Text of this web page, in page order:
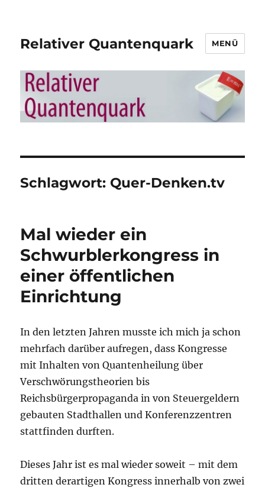
Relativer Quantenquark MENÜ
Schlagwort: Quer-Denken.tv
Mal wieder ein
Schwurblerkongress in
einer öffentlichen
Einrichtung
In den letzten Jahren musste ich mich ja schon
mehrfach darüber aufregen, dass Kongresse
mit Inhalten von Quantenheilung über
Verschwörungstheorien bis
Reichsbürgerpropaganda in von Steuergeldern
gebauten Stadthallen und Konferenzzentren
stattfinden durften.
Dieses Jahr ist es mal wieder soweit – mit dem
dritten derartigen Kongress innerhalb von zwei